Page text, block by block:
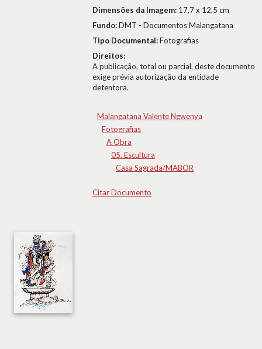
Dimensões da Imagem: 17,7 x 12,5 cm
Fundo:DMT - Documentos Malangatana
Tipo Documental:Fotografias
Direitos:
A publicação, total ou parcial, deste documento
exige prévia autorização da entidade
detentora.
Malangatana Valente Ngwenya
Fotografias
A Obra
05. Escultura
Casa Sagrada/MABOR
Citar Documento